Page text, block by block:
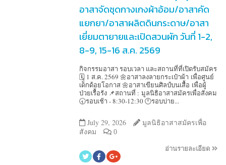
อาสาจัดชุดกางเกงผ้าอ้อม/อาสาคัด
แยกยา/อาสาผลิตดินกระดาษ/อาสา
เยี่ยมตายายและเปิดสวนผัก วันที่ 1-2,
8-9, 15-16 ส.ค. 2569
กิจกรรมอาสา รอบเวลา และสถานที่ที่เปิดรับสมัคร
🗓️ 1 ส.ค. 2569 🌼อาสาลงลายกระเป๋าผ้า เพื่อศูนย์
เด็กด้อยโอกาส 🌼อาสาเขียนศิลป์บนเสื้อ เพื่อผู้
ป่วยเรื้อรัง 📌สถานที่ : มูลนิธิอาสาสมัครเพื่อสังคม
🕣รอบเช้า - 8:30-12:30 🕛รอบบ่าย...
July 29, 2026
มูลนิธิอาสาสมัครเพื่อ
สังคม
0
อ่านรายละเอียด